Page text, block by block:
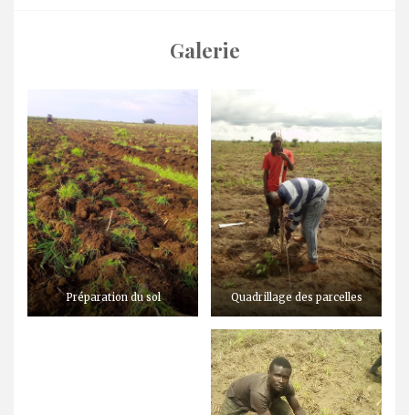
Galerie
Préparation du sol Quadrillage des parcelles